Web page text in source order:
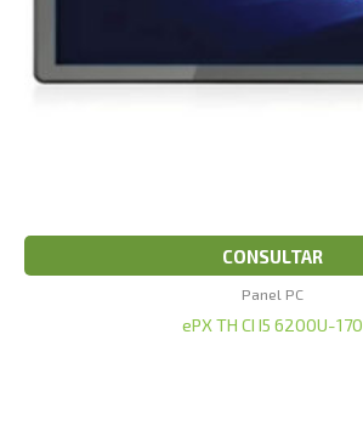
CONSULTAR
Panel PC
ePX TH CI I5 6200U-170